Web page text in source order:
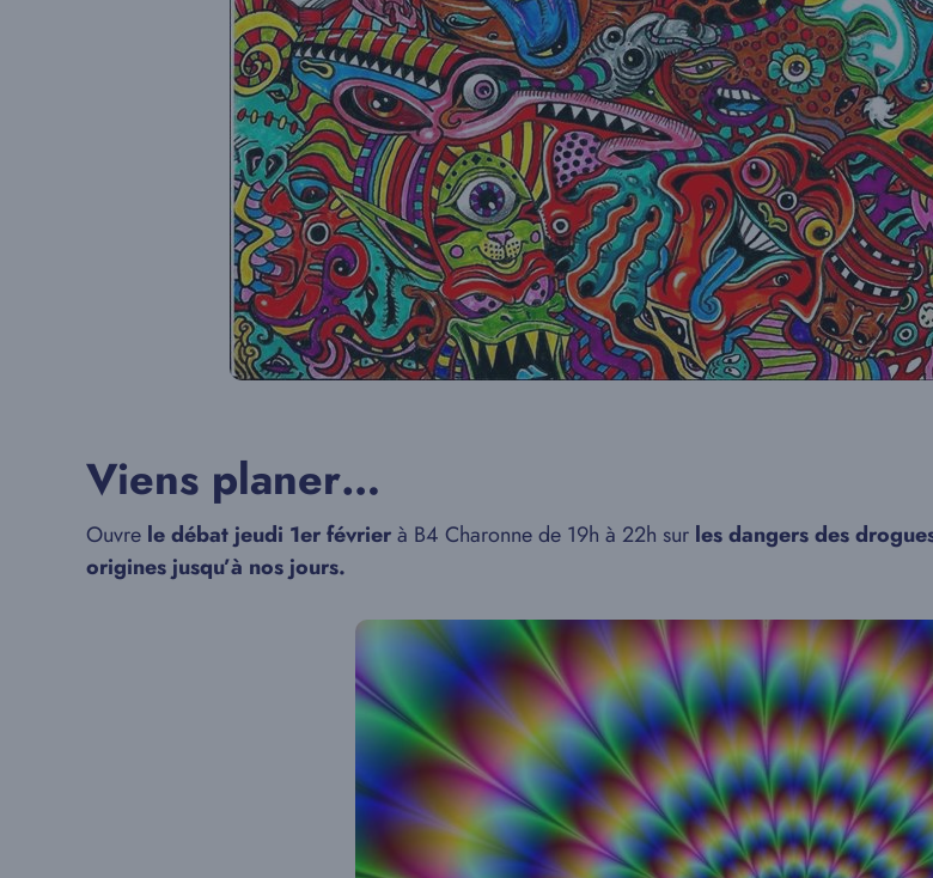
Viens planer…
Ouvre le débat jeudi 1er févrierà B4 Charonne de 19h à 22h sur les dangers des
origines jusqu’à nos jours.